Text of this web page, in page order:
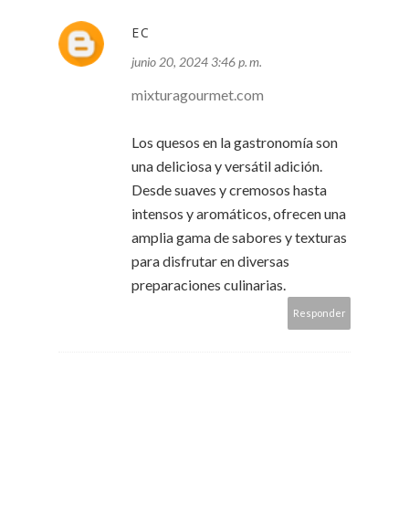
EC
junio 20, 2024 3:46 p. m.
mixturagourmet.com
Los quesos en la gastronomía son
una deliciosa y versátil adición.
Desde suaves y cremosos hasta
intensos y aromáticos, ofrecen una
amplia gama de sabores y texturas
para disfrutar en diversas
preparaciones culinarias.
Responder